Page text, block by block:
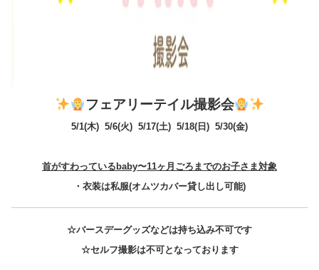
フェアリーテイル撮影会
5/1(木) 5/6(火) 5/17(土) 5/18(日) 5/30(金)
首がすわっているbaby〜11ヶ月ごろまでのお子さま対象
・衣装は私服(オムツカバー貸し出し可能)
☆バースデーグッズなどは持ち込み不可です
☆セルフ撮影は不可となっております